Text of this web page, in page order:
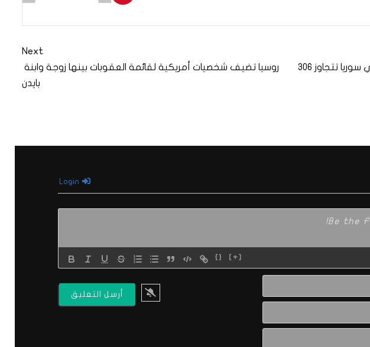
الأمم المتحدة: حصيلة القتلى المدنيين في سوريا تتجاوز 306
Next
روسيا تضيف شخصيات أمريكية لقائمة العقوبات بينها زوجة وابنة
بايدن
{} [+]